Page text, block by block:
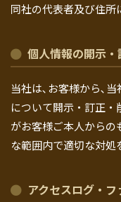
同社の代表者及び住所
個人情報の開示
当社は､お客様から､
について開示・訂正
がお客様ご本人から
な範囲内で適切な対処
アクセスログ・